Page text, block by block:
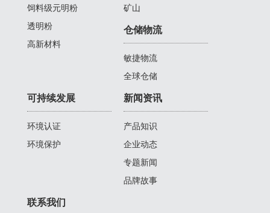
饲料级元明粉
透明粉
高新材料
矿山
仓储物流
敏捷物流
全球仓储
可持续发展
环境认证
环境保护
新闻资讯
产品知识
企业动态
专题新闻
品牌故事
联系我们